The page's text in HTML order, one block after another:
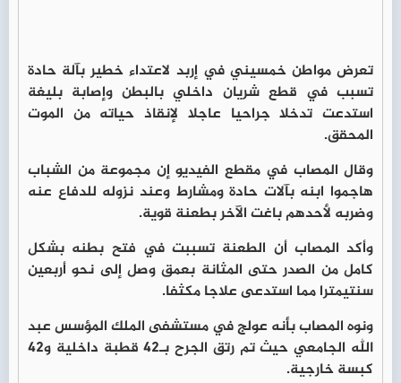
تعرض مواطن خمسيني في إربد لاعتداء خطير بآلة حادة
تسبب في قطع شريان داخلي بالبطن وإصابة بليغة
استدعت تدخلا جراحيا عاجلا لإنقاذ حياته من الموت
المحقق.
وقال المصاب في مقطع الفيديو إن مجموعة من الشباب
هاجموا ابنه بآلات حادة ومشارط وعند نزوله للدفاع عنه
وضربه لأحدهم باغت الآخر بطعنة قوية.
وأكد المصاب أن الطعنة تسببت في فتح بطنه بشكل
كامل من الصدر حتى المثانة بعمق وصل إلى نحو أربعين
سنتيمترا مما استدعى علاجا مكثفا.
ونوه المصاب بأنه عولج في مستشفى الملك المؤسس عبد
الله الجامعي حيث تم رتق الجرح بـ42 قطبة داخلية و42
كبسة خارجية.